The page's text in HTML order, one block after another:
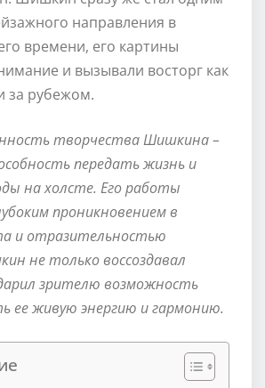
направления в
времени, его картины
и вызывали восторг как
за рубежом.
творчества Шишкина –
передать жизнь и
на холсте. Его работы
проникновением в
и отразительностью
не только воссоздавал
зрителю возможность
ее живую энергию и гармонию.